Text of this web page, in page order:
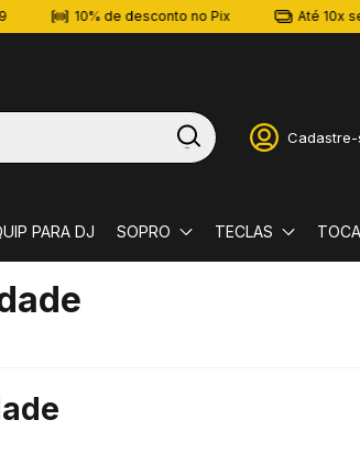
10% de desconto no Pix Até 10x sem juros
Cadastre-
PARA DJ SOPRO TECLAS